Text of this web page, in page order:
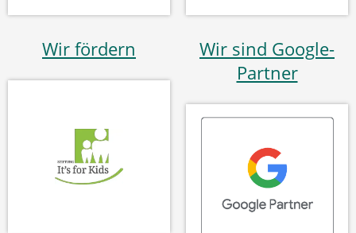
Wir fördern
Wir sind Google-
Partner